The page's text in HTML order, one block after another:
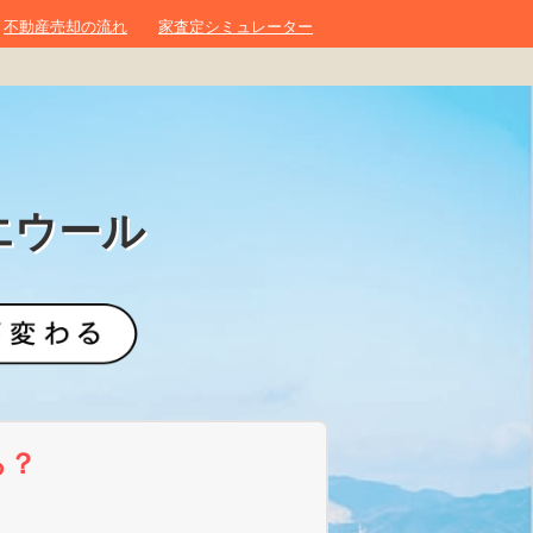
不動産売却の流れ 家査定シミュレーター
ウール